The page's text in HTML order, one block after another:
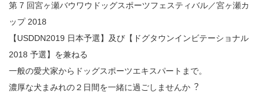
第 7 回宮ヶ瀬バウワウドッグスポーツフェスティバル／宮ヶ瀬カ
ップ 2018
【USDDN2019 日本予選】及び【ドグタウンインビテーショナル
2018 予選】を兼ねる
一般の愛犬家からドッグスポーツエキスパートまで。
濃厚な犬まみれの２⽇間を一緒に過ごしませんか︖